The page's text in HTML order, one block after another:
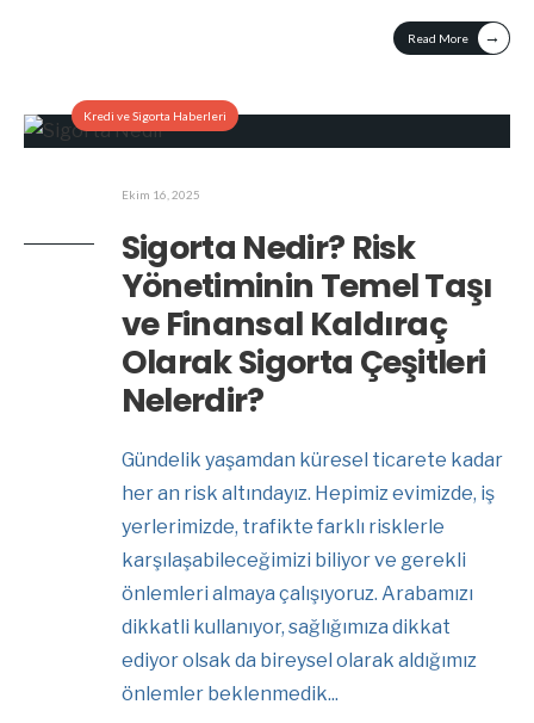
Read More →
Kredi ve Sigorta Haberleri
Ekim 16, 2025
Sigorta Nedir? Risk
Yönetiminin Temel Taşı
ve Finansal Kaldıraç
Olarak Sigorta Çeşitleri
Nelerdir?
Gündelik yaşamdan küresel ticarete kadar
her an risk altındayız. Hepimiz evimizde, iş
yerlerimizde, trafikte farklı risklerle
karşılaşabileceğimizi biliyor ve gerekli
önlemleri almaya çalışıyoruz. Arabamızı
dikkatli kullanıyor, sağlığımıza dikkat
ediyor olsak da bireysel olarak aldığımız
önlemler beklenmedik...